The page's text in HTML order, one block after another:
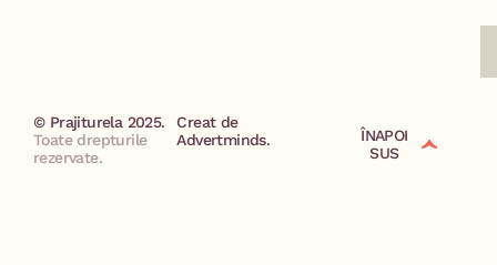
© Prajiturela 2025.
Toate drepturile
rezervate.
Creat de
Advertminds.
ÎNAPOI
SUS